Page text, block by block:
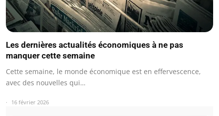
Les dernières actualités économiques à ne pas
manquer cette semaine
Cette semaine, le monde économique est en effervescence,
avec des nouvelles qui…
16 février 2026